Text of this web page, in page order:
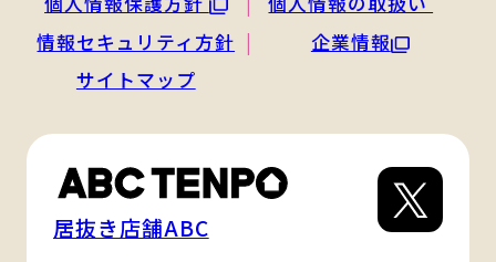
情報セキュリティ方針
企業情報
サイトマップ
居抜き店舗ABC